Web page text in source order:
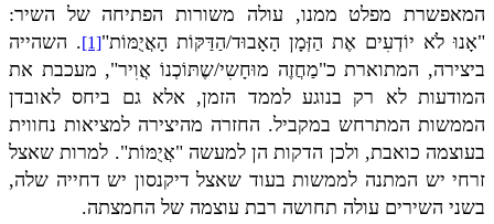
המאפשרת מפלט ממנו, עולה משורות הפתיחה של השיר:
"אָנוּ לֹא יוֹדְעִים אֶת הַזְּמָן הָאָבוּד/הַדַּקּוֹת הָאֲיֻמּוֹת"[1]. השהייה
ביצירה, המתוארת כ"מַחֲזֶה מוּחָשִי/שֶתּוֹכְנוֹ אֲוִיר", מעכבת את
המודעות לא רק בנוגע לממד הזמן, אלא גם ביחס לאובדן
הממשות המתרחש במקביל. החזרה מהיצירה למציאות נחווית
בעוצמה כואבת, ולכן הדקות הן למעשה "אֲיֻמּוֹת". למרות שאצל
זרחי יש המתנה לממשות בעוד שאצל דיקנסון יש דחייה שלה,
בשני השירים עולה תחושה רבת עוצמה של החמצתה.